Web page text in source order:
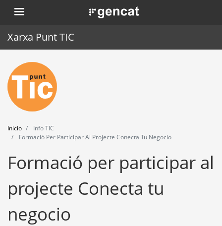
Pasar
al
. Obre en una nova finestra.
Xarxa Punt TIC
Inicio
Punt TIC
Actualidad
Agenda
Formación
Herramientas
Inicio
Info TIC
Formació Per Participar Al Projecte Conecta Tu Negocio
Formació per participar al
projecte Conecta tu
negocio